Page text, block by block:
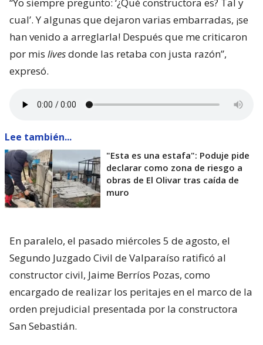
“Yo siempre pregunto: ‘¿Qué constructora es? Tal y
cual’. Y algunas que dejaron varias embarradas, ¡se
han venido a arreglarla! Después que me criticaron
por mis livesdonde las retaba con justa razón”,
expresó.
Lee también...
"Esta es una estafa": Poduje pide
declarar como zona de riesgo a
obras de El Olivar tras caída de
muro
En paralelo, el pasado miércoles 5 de agosto, el
Segundo Juzgado Civil de Valparaíso ratificó al
constructor civil, Jaime Berríos Pozas, como
encargado de realizar los peritajes en el marco de la
orden prejudicial presentada por la constructora
San Sebastián.